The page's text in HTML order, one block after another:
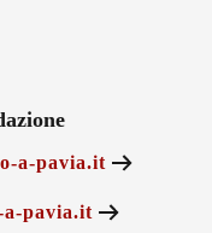
a-pavia.it
a-pavia.it